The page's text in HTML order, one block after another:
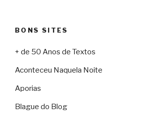
BONS SITES
+ de 50 Anos de Textos
Aconteceu Naquela Noite
Aporias
Blague do Blog